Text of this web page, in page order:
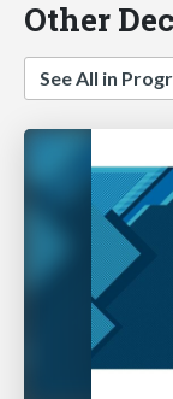
Other
See All in